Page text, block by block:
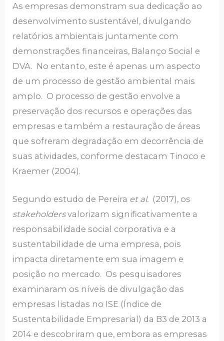
As empresas demonstram sua dedicação ao
desenvolvimento sustentável, divulgando
relatórios ambientais juntamente com
demonstrações financeiras, Balanço Social e
DVA. No entanto, este é apenas um aspecto
de um processo de gestão ambiental mais
amplo. O processo de gestão envolve a
preservação dos recursos e operações das
empresas e também a restauração de áreas
que sofreram degradação em decorrência de
suas atividades, conforme destacam Tinoco e
Kraemer (2004).
Segundo estudo de Pereira et al. (2017), os
stakeholdersvalorizam significativamente a
responsabilidade social corporativa e a
sustentabilidade de uma empresa, pois
impacta diretamente em sua imagem e
posição no mercado. Os pesquisadores
examinaram os níveis de divulgação das
empresas listadas no ISE (Índice de
Sustentabilidade Empresarial) da B3 de 2013 a
2014 e descobriram que, embora as empresas